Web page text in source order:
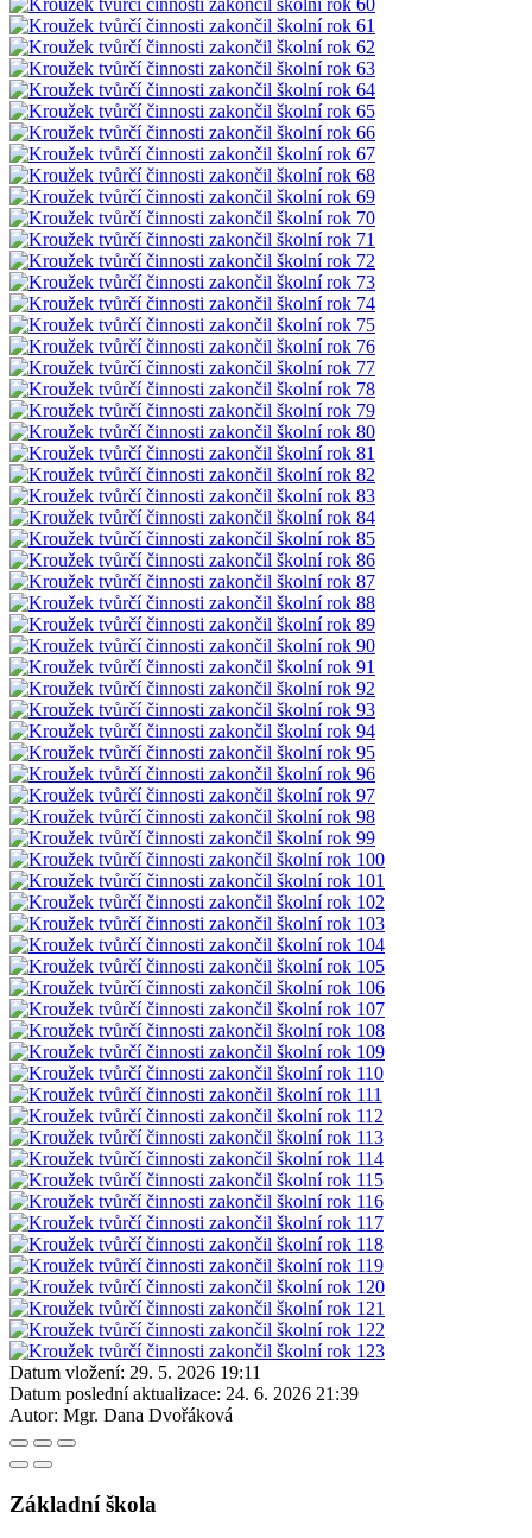
Datum vložení: 29. 5. 2026 19:11
Datum poslední aktualizace: 24. 6. 2026 21:39
Autor: Mgr. Dana Dvořáková
Základní škola